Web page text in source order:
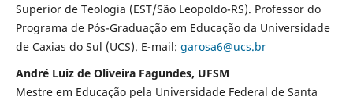
Superior de Teologia (EST/São Leopoldo-RS). Professor do
Programa de Pós-Graduação em Educação da Universidade
de Caxias do Sul (UCS). E-mail: garosa6@ucs.br
André Luiz de Oliveira Fagundes, UFSM
Mestre em Educação pela Universidade Federal de Santa